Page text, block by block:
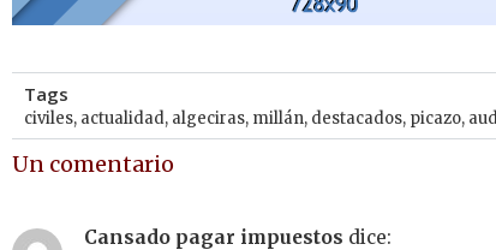
Tags
civiles, actualidad, algeciras, millán, destacados, picazo,
Un comentario
Cansado pagar impuestos dice: